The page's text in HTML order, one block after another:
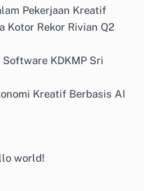
Pekerjaan Kreatif
Kotor Rekor Rivian Q2
KDKMP Sri
Kreatif Berbasis AI
world!